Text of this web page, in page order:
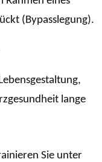
(Bypasslegung).
lange
Sie unter